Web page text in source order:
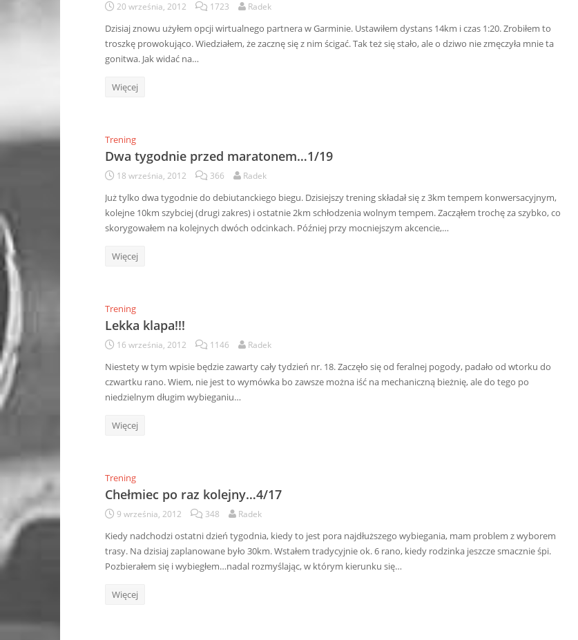
20 września, 2012 1723 Radek
Dzisiaj znowu użyłem opcji wirtualnego partnera w Garminie. Ustawiłem dystans 14km i czas 1:20. Zrobiłem to
troszkę prowokująco. Wiedziałem, że zacznę się z nim ścigać. Tak też się stało, ale o dziwo nie zmęczyła mnie ta
gonitwa. Jak widać na…
Więcej
Trening
Dwa tygodnie przed maratonem…1/19
18 września, 2012 366 Radek
Już tylko dwa tygodnie do debiutanckiego biegu. Dzisiejszy trening składał się z 3km tempem konwersacyjnym,
kolejne 10km szybciej (drugi zakres) i ostatnie 2km schłodzenia wolnym tempem. Zacząłem trochę za szybko, co
skorygowałem na kolejnych dwóch odcinkach. Później przy mocniejszym akcencie,…
Więcej
Trening
Lekka klapa!!!
16 września, 2012 1146 Radek
Niestety w tym wpisie będzie zawarty cały tydzień nr. 18. Zaczęło się od feralnej pogody, padało od wtorku do
czwartku rano. Wiem, nie jest to wymówka bo zawsze można iść na mechaniczną bieżnię, ale do tego po
niedzielnym długim wybieganiu…
Więcej
Trening
Chełmiec po raz kolejny…4/17
9 września, 2012 348 Radek
Kiedy nadchodzi ostatni dzień tygodnia, kiedy to jest pora najdłuższego wybiegania, mam problem z wyborem
trasy. Na dzisiaj zaplanowane było 30km. Wstałem tradycyjnie ok. 6 rano, kiedy rodzinka jeszcze smacznie śpi.
Pozbierałem się i wybiegłem…nadal rozmyślając, w którym kierunku się…
Więcej